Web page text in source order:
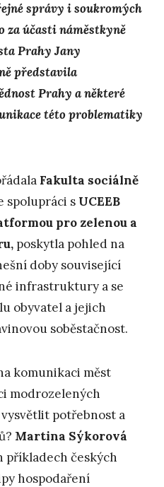
správy i soukromých
za účasti náměstkyně
Prahy Jany
představila
Prahy a některé
této problematiky
Fakulta sociálně
spolupráci s UCEEB
pro zelenou a
poskytla pohled na
doby související
infrastruktury a se
obyvatel a jejich
soběstačnost.
komunikaci měst
modrozelených
potřebnost a
Martina Sýkorová
příkladech českých
hospodaření